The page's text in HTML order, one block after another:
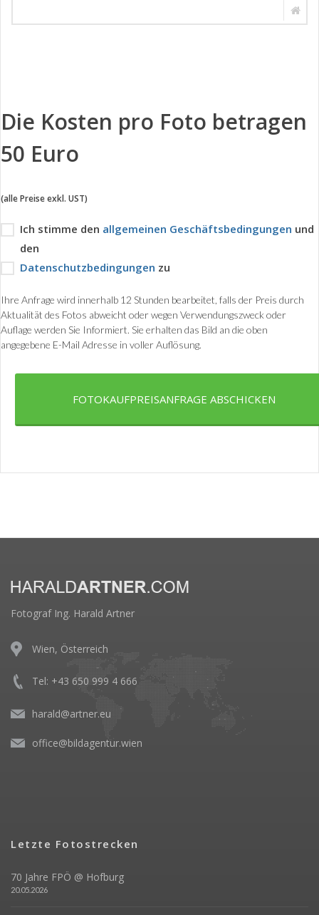
Die Kosten pro Foto betragen
50 Euro
(alle Preise exkl. UST)
Ich stimme den allgemeinen Geschäftsbedingungen und
den
Datenschutzbedingungen zu
Ihre Anfrage wird innerhalb 12 Stunden bearbeitet, falls der Preis durch
Aktualität des Fotos abweicht oder wegen Verwendungszweck oder
Auflage werden Sie Informiert. Sie erhalten das Bild an die oben
angegebene E-Mail Adresse in voller Auflösung.
FOTOKAUFPREISANFRAGE ABSCHICKEN
Fotograf Ing. Harald Artner
Wien, Österreich
Tel: +43 650 999 4 666
harald@artner.eu
office@bildagentur.wien
Letzte Fotostrecken
70 Jahre FPÖ @ Hofburg
20.05.2026